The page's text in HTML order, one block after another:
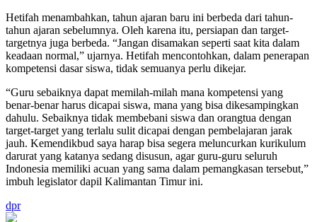
Hetifah menambahkan, tahun ajaran baru ini berbeda dari tahun-
tahun ajaran sebelumnya. Oleh karena itu, persiapan dan target-
targetnya juga berbeda. “Jangan disamakan seperti saat kita dalam
keadaan normal,” ujarnya. Hetifah mencontohkan, dalam penerapan
kompetensi dasar siswa, tidak semuanya perlu dikejar.
“Guru sebaiknya dapat memilah-milah mana kompetensi yang
benar-benar harus dicapai siswa, mana yang bisa dikesampingkan
dahulu. Sebaiknya tidak membebani siswa dan orangtua dengan
target-target yang terlalu sulit dicapai dengan pembelajaran jarak
jauh. Kemendikbud saya harap bisa segera meluncurkan kurikulum
darurat yang katanya sedang disusun, agar guru-guru seluruh
Indonesia memiliki acuan yang sama dalam pemangkasan tersebut,”
imbuh legislator dapil Kalimantan Timur ini.
dpr